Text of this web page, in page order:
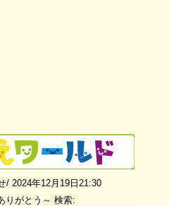
/ 2024年12月19日21:30
りがとう～ 検索: